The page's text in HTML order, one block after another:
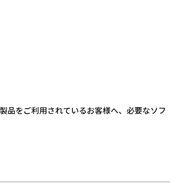
をご利用されているお客様へ、必要なソフ